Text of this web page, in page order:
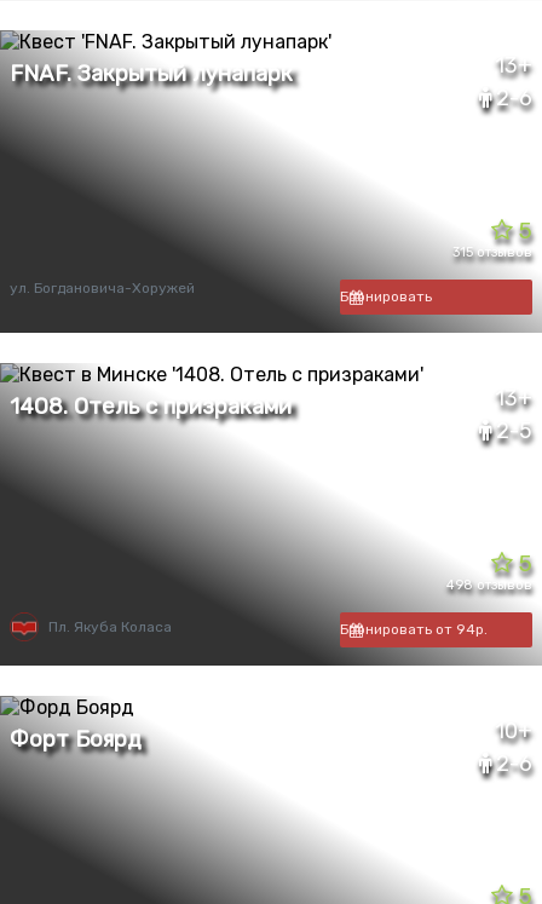
13+
2-6
5
315 отзывов
ул. Богдановича-Хоружей Бронировать
13+
2-5
5
498 отзывов
Пл. Якуба Коласа Бронировать от 94р.
10+
2-6
5